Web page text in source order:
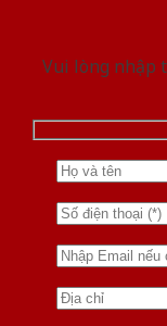
Vui lòng nhập